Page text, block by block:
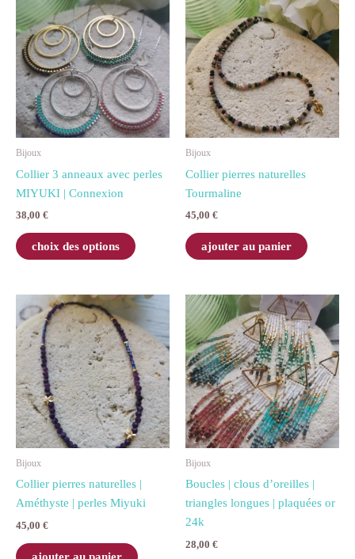
Bijoux
Collier 3 anneaux avec perles
MIYUKI | Connexion
38,00 €
choix des options
produit
plusieurs
variations.
Les
options
peuvent
sur
du
Bijoux
Collier pierres naturelles
Tourmaline
45,00 €
ajouter au panier
Bijoux
Collier pierres naturelles |
Améthyste | perles Miyuki
45,00 €
ajouter au panier
Bijoux
Boucles | clous d’oreilles |
triangles longues | plaquées or
24k
28,00 €
Ce
produit
a
plusieurs
variations.
Les
options
peuvent
sur